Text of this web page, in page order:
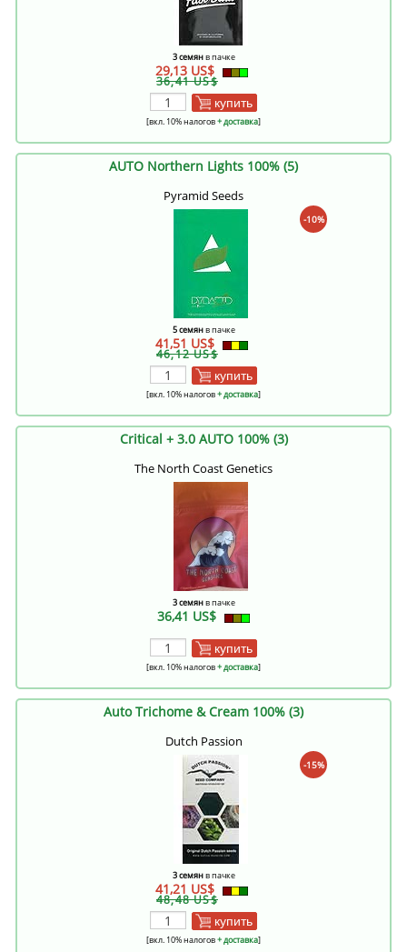
3 семянв пачке
29,13 US$
36,41 US$
купить
[вкл. 10% налогов+ доставка]
AUTO Northern Lights 100% (5)
Pyramid Seeds
-10%
5 семянв пачке
41,51 US$
46,12 US$
купить
[вкл. 10% налогов+ доставка]
Critical + 3.0 AUTO 100% (3)
The North Coast Genetics
3 семянв пачке
36,41 US$
купить
[вкл. 10% налогов+ доставка]
Auto Trichome & Cream 100% (3)
Dutch Passion
-15%
3 семянв пачке
41,21 US$
48,48 US$
купить
[вкл. 10% налогов+ доставка]